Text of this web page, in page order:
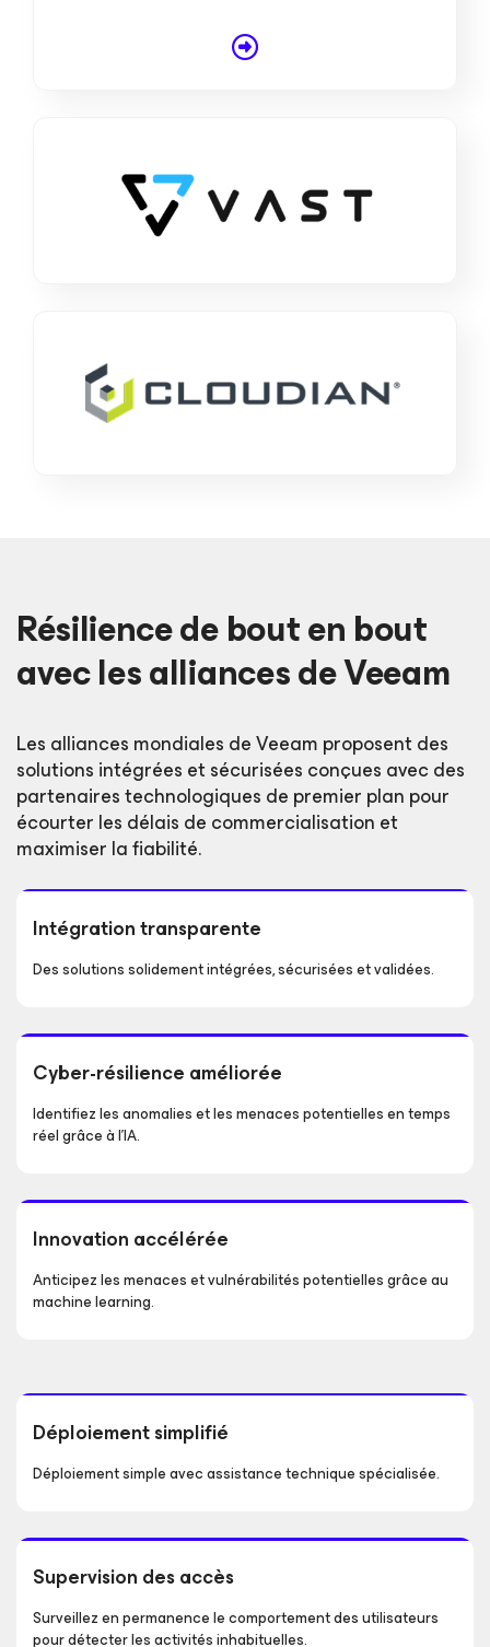
Résilience de bout en bout
avec les alliances de Veeam
Les alliances mondiales de Veeam proposent des
solutions intégrées et sécurisées conçues avec des
partenaires technologiques de premier plan pour
écourter les délais de commercialisation et
maximiser la fiabilité.
Intégration transparente
Des solutions solidement intégrées, sécurisées et validées.
Cyber-résilience améliorée
Identifiez les anomalies et les menaces potentielles en temps
réel grâce à l’IA.
Innovation accélérée
Anticipez les menaces et vulnérabilités potentielles grâce au
machine learning.
Déploiement simplifié
Déploiement simple avec assistance technique spécialisée.
Supervision des accès
Surveillez en permanence le comportement des utilisateurs
pour détecter les activités inhabituelles.